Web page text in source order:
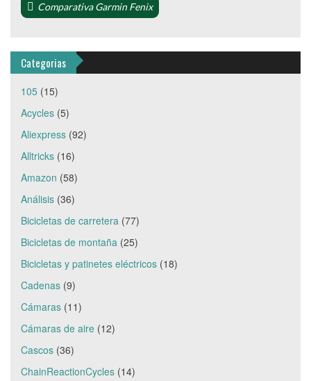
Comparativa Garmin Fenix
Categorias
105 (15)
Acycles (5)
Aliexpress (92)
Alltricks (16)
Amazon (58)
Análisis (36)
Bicicletas de carretera (77)
Bicicletas de montaña (25)
Bicicletas y patinetes eléctricos (18)
Cadenas (9)
Cámaras (11)
Cámaras de aire (12)
Cascos (36)
ChainReactionCycles (14)